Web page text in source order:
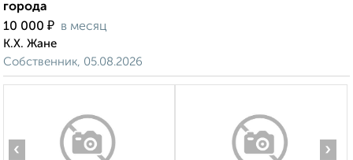
города
10 000 ₽ в месяц
К.Х. Жане
Собственник, 05.08.2026
‹ ›